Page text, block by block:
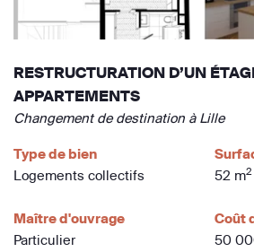
RESTRUCTURATION D’UN
APPARTEMENTS
Changement de destination à Lille
Type de bien
Logements collectifs
52 m2
Maître d'ouvrage
Particulier
Coût
50